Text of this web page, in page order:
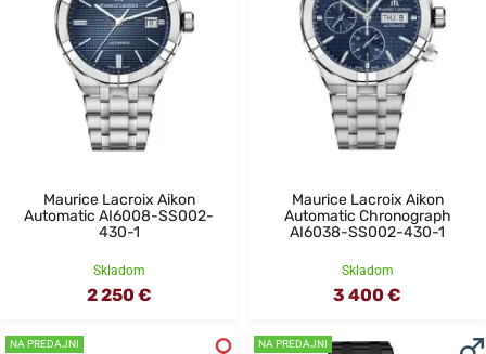
Maurice Lacroix Aikon
Automatic AI6008-SS002-
430-1
Skladom
2 250 €
Maurice Lacroix Aikon
Automatic Chronograph
AI6038-SS002-430-1
Skladom
3 400 €
NA PREDAJNI NA PREDAJNI